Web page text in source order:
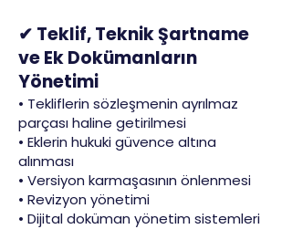
✔ Teklif, Teknik Şartname
ve Ek Dokümanların
Yönetimi
• Tekliflerin sözleşmenin ayrılmaz
parçası haline getirilmesi
• Eklerin hukuki güvence altına
alınması
• Versiyon karmaşasının önlenmesi
• Revizyon yönetimi
• Dijital doküman yönetim sistemleri